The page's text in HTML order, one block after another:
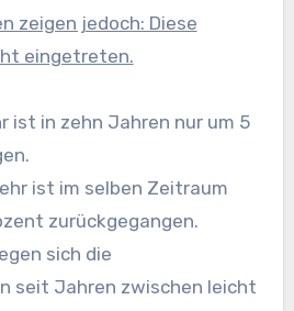
zeigen jedoch: Diese
eingetreten.
ist in zehn Jahren nur um 5
ist im selben Zeitraum
zurückgegangen.
sich die
seit Jahren zwischen leicht